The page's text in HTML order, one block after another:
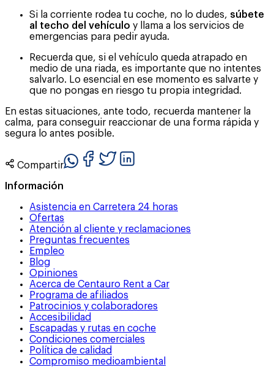
Si la corriente rodea tu coche, no lo dudes, súbete
al techo del vehículo y llama a los servicios de
emergencias para pedir ayuda.
Recuerda que, si el vehículo queda atrapado en
medio de una riada, es importante que no intentes
salvarlo. Lo esencial en ese momento es salvarte y
que no pongas en riesgo tu propia integridad.
En estas situaciones, ante todo, recuerda mantener la
calma, para conseguir reaccionar de una forma rápida y
segura lo antes posible.
Compartir
Información
Asistencia en Carretera 24 horas
Ofertas
Atención al cliente y reclamaciones
Preguntas frecuentes
Empleo
Blog
Opiniones
Acerca de Centauro Rent a Car
Programa de afiliados
Patrocinios y colaboradores
Accesibilidad
Escapadas y rutas en coche
Condiciones comerciales
Política de calidad
Compromiso medioambiental